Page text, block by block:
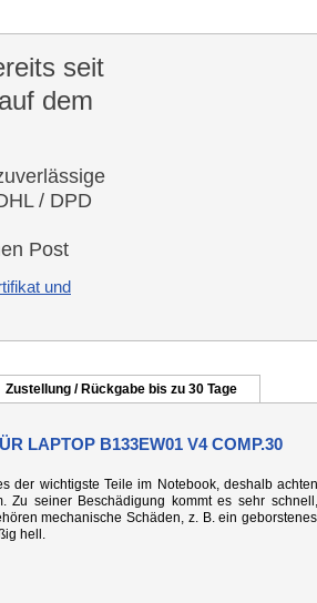
seit
dem
/ DPD
Post
und
Zustellung / Rückgabe bis zu 30 Tage
LAPTOP B133EW01 V4 COMP.30
der wichtigste Teile im Notebook, deshalb
Zu seiner Beschädigung kommt es sehr
mechanische Schäden, z. B. ein
hell.